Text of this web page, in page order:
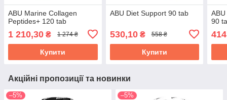
ABU Marine Collagen
Peptides+ 120 tab
1 210,30 ₴ 1 274 ₴
Купити
ABU Diet Support 90 tab
530,10₴ 558 ₴
Купити
90
Акційні пропозиції та новинки
–5% –5%